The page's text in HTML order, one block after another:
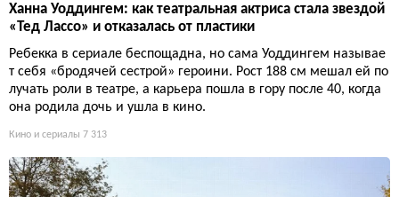
Ханна Уоддингем: как театральная актриса стала звездой
«Тед Лассо» и отказалась от пластики
Ребекка в сериале беспощадна, но сама Уоддингем называе
т себя «бродячей сестрой» героини. Рост 188 см мешал ей по
лучать роли в театре, а карьера пошла в гору после 40, когда
она родила дочь и ушла в кино.
Кино и сериалы 7 313